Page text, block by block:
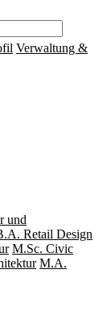
Verwaltung &
und
Retail Design
M.Sc. Civic
M.A.